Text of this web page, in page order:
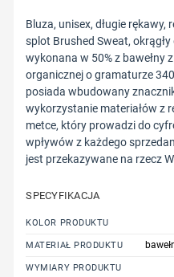
Bluza, unisex, długie rękawy,
splot Brushed Sweat,
wykonana w 50% z bawełny
organicznej o gramaturze
posiada wbudowany
wykorzystanie materiałów z
metce, który prowadzi do
wpływów z każdego
jest przekazywane na rzecz
SPECYFIKACJA
KOLOR PRODUKTU
MATERIAŁ PRODUKTU
WYMIARY PRODUKTU